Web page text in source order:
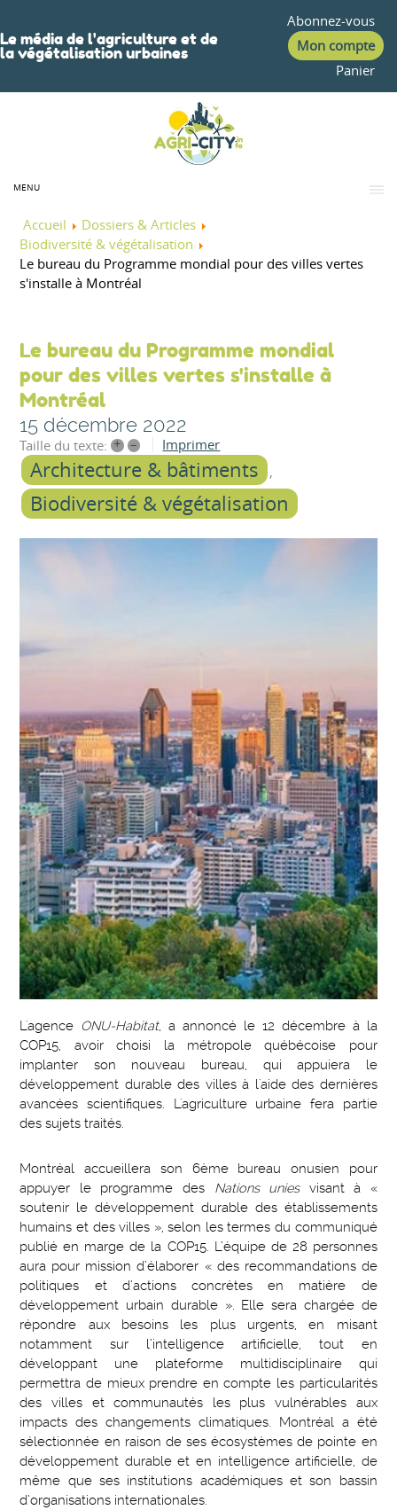
Le média de l'agriculture et de
la végétalisation urbaines
Abonnez-vous
Mon compte
Panier
MENU
Accueil
Dossiers & Articles
Biodiversité & végétalisation
Le bureau du Programme mondial pour des villes vertes
s'installe à Montréal
Le bureau du Programme mondial
pour des villes vertes s'installe à
Montréal
15 décembre 2022
Taille du texte: + – Imprimer
Architecture & bâtiments
Biodiversité & végétalisation
L'agence ONU-Habitat, a annoncé le 12 décembre à la
COP15, avoir choisi la métropole québécoise pour
implanter son nouveau bureau, qui appuiera le
développement durable des villes à l'aide des dernières
avancées scientifiques. L'agriculture urbaine fera partie
des sujets traités.
Montréal accueillera son 6ème bureau onusien pour
appuyer le programme des Nations uniesvisant à «
soutenir le développement durable des établissements
humains et des villes », selon les termes du communiqué
publié en marge de la COP15. L’équipe de 28 personnes
aura pour mission d’élaborer « des recommandations de
politiques et d’actions concrètes en matière de
développement urbain durable ». Elle sera chargée de
répondre aux besoins les plus urgents, en misant
notamment sur l’intelligence artificielle, tout en
développant une plateforme multidisciplinaire qui
permettra de mieux prendre en compte les particularités
des villes et communautés les plus vulnérables aux
impacts des changements climatiques. Montréal a été
sélectionnée en raison de ses écosystèmes de pointe en
développement durable et en intelligence artificielle, de
même que ses institutions académiques et son bassin
d’organisations internationales.